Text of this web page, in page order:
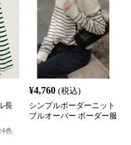
長
4色
¥4,760 (税込)
シンプルボーダーニット
プルオーバー ボーダー服